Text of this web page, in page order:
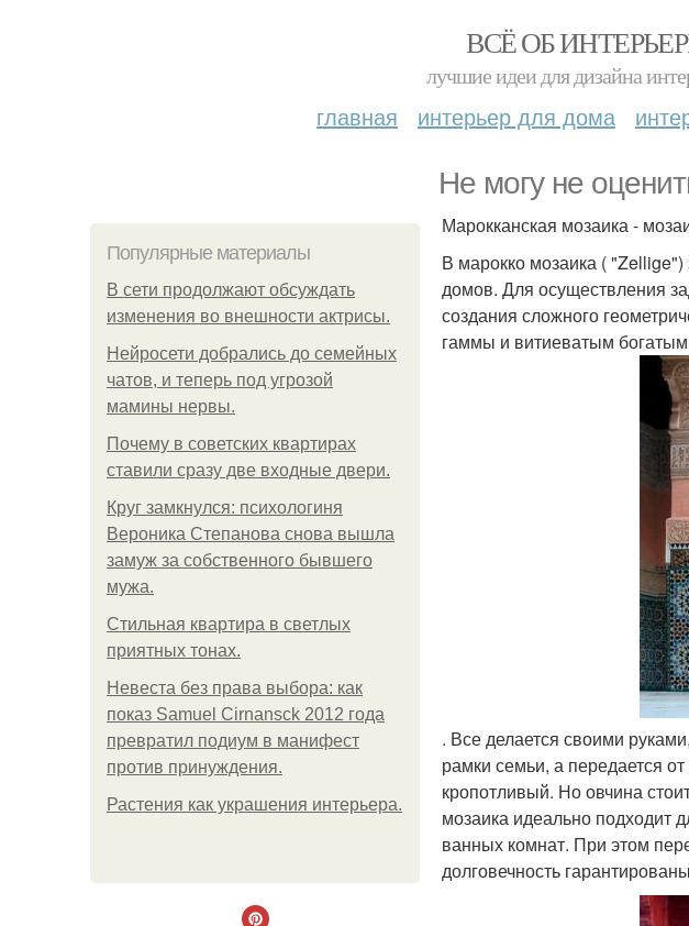
ВСЁ ОБ
лучшие идеи для дизайна
главная интерьер для дома
Не могу не
Популярные материалы
В сети продолжают обсуждать
изменения во внешности актрисы.
Нейросети добрались до семейных
чатов, и теперь под угрозой
мамины нервы.
Почему в советских квартирах
ставили сразу две входные двери.
Круг замкнулся: психологиня
Вероника Степанова снова вышла
замуж за собственного бывшего
мужа.
Стильная квартира в светлых
приятных тонах.
Невеста без права выбора: как
показ Samuel Cirnansck 2012 года
превратил подиум в манифест
против принуждения.
Растения как украшения интерьера.
Марокканская мозаика -
В марокко мозаика (
домов. Для осуществления
создания сложного
гаммы и витиеватым
. Все делается своими
рамки семьи, а передается
кропотливый. Но овчина
мозаика идеально подходит
ванных комнат. При этом
долговечность